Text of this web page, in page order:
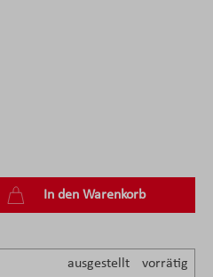
gewünschten Wert
In den Warenkorb
ausgestellt vorrätig